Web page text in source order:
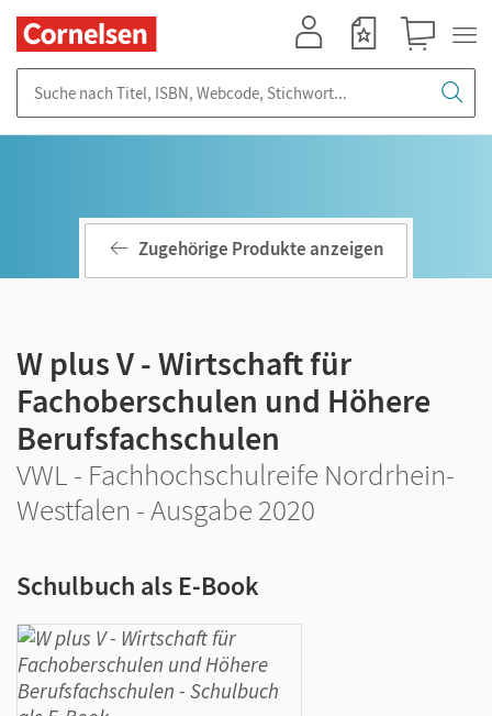
Zugehörige Produkte anzeigen
W plus V - Wirtschaft für
Fachoberschulen und Höhere
Berufsfachschulen
VWL - Fachhochschulreife Nordrhein-
Westfalen - Ausgabe 2020
Schulbuch als E-Book